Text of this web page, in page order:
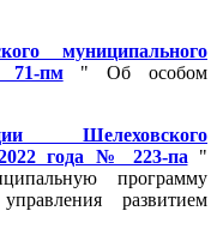
муниципального
пм" Об особом
Шелеховского
года № 223-па "
программу
развитием